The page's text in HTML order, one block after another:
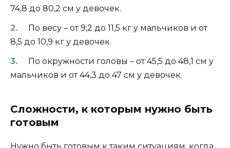
74,8 до 80,2 см у девочек.
По весу – от 9,2 до 11,5 кг у мальчиков и от
8,5 до 10,9 кг у девочек.
По окружности головы – от 45,5 до 48,1 см у
мальчиков и от 44,3 до 47 см у девочек.
Сложности, к которым нужно быть
готовым